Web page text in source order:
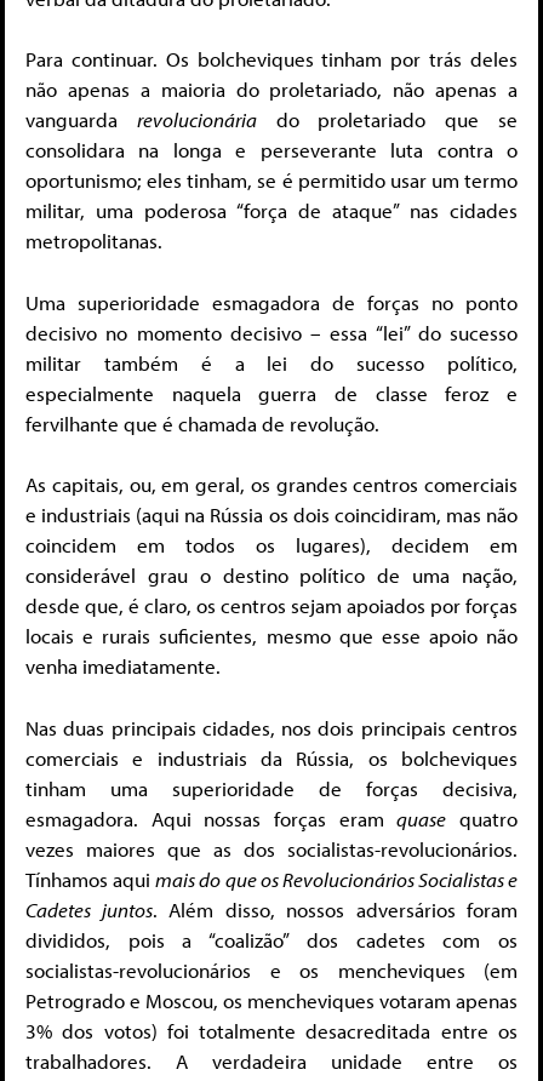
Para continuar. Os bolcheviques tinham por trás deles
não apenas a maioria do proletariado, não apenas a
vanguarda revolucionáriado proletariado que se
consolidara na longa e perseverante luta contra o
oportunismo; eles tinham, se é permitido usar um termo
militar, uma poderosa “força de ataque” nas cidades
metropolitanas.
Uma superioridade esmagadora de forças no ponto
decisivo no momento decisivo – essa “lei” do sucesso
militar também é a lei do sucesso político,
especialmente naquela guerra de classe feroz e
fervilhante que é chamada de revolução.
As capitais, ou, em geral, os grandes centros comerciais
e industriais (aqui na Rússia os dois coincidiram, mas não
coincidem em todos os lugares), decidem em
considerável grau o destino político de uma nação,
desde que, é claro, os centros sejam apoiados por forças
locais e rurais suficientes, mesmo que esse apoio não
venha imediatamente.
Nas duas principais cidades, nos dois principais centros
comerciais e industriais da Rússia, os bolcheviques
tinham uma superioridade de forças decisiva,
esmagadora. Aqui nossas forças eramquase quatro
vezes maiores que as dos socialistas-revolucionários.
Tínhamos aquimais do que os Revolucionários Socialistas e
Cadetes juntos. Além disso, nossos adversários foram
divididos, pois a “coalizão” dos cadetes com os
socialistas-revolucionários e os mencheviques (em
Petrogrado e Moscou, os mencheviques votaram apenas
3% dos votos) foi totalmente desacreditada entre os
trabalhadores. A verdadeira unidade entre os